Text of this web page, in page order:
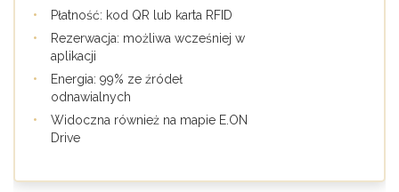
•
Płatność: kod QR lub karta RFID
•
Rezerwacja: możliwa wcześniej w
aplikacji
•
Energia: 99% ze źródeł
odnawialnych
•
Widoczna również na mapie E.ON
Drive